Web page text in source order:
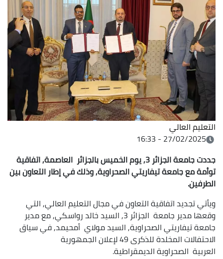
التعليم العالي
27/02/2025 - 16:33
جددت جامعة الجزائر 3, يوم الخميس بالجزائر العاصمة, اتفاقية
توأمة مع جامعة تيفاريتي الصحراوية, وذلك في إطار التعاون بين
الطرفين.
ويأتي تجديد اتفاقية التعاون في مجال التعليم العالي, التي
وقعها مدير جامعة الجزائر 3, السيد خالد رواسكي, مع مدير
جامعة تيفاريتي الصحراوية, السيد مولاي أمحيمد, في سياق
الاحتفالات المخلدة للذكرى 49 لإعلان الجمهورية
العربية الصحراوية الديمقراطية.